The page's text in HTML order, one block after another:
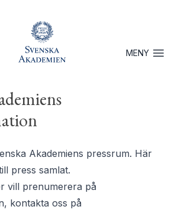
MENYÖppna
Akademiens pressrum. Här
press samlat.
vill prenumerera på
kontakta oss på